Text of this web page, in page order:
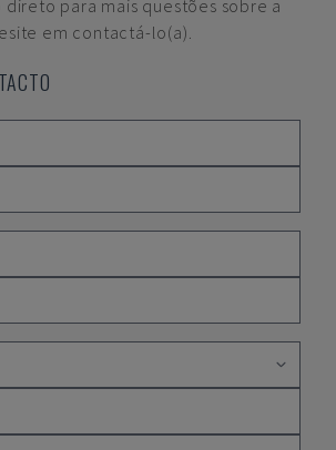
para mais questões sobre a
em contactá-lo(a).